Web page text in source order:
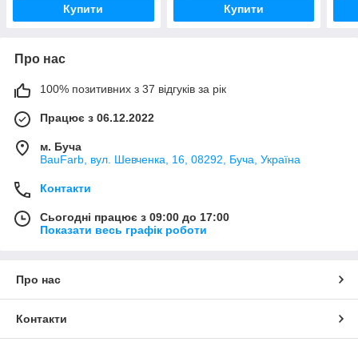
Купити Купити
Про нас
100% позитивних з 37 відгуків за рік
Працює з 06.12.2022
м. Буча
BauFarb, вул. Шевченка, 16, 08292, Буча, Україна
Контакти
Сьогодні працює з 09:00 до 17:00
Показати весь графік роботи
Про нас
Контакти